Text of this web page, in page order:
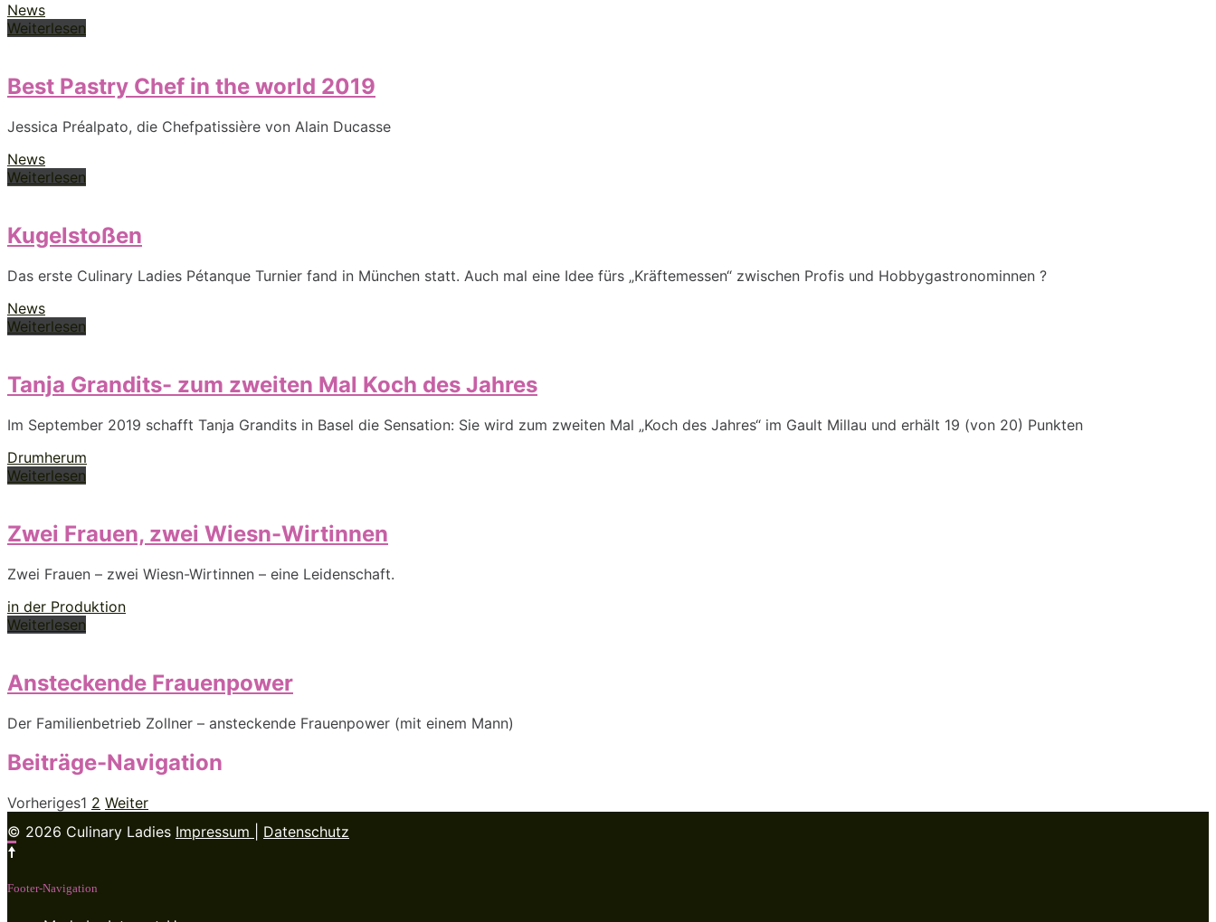
News
Weiterlesen
Best Pastry Chef in the world 2019
Jessica Préalpato, die Chefpatissière von Alain Ducasse
News
Weiterlesen
Kugelstoßen
Das erste Culinary Ladies Pétanque Turnier fand in München statt. Auch mal eine Idee fürs „Kräftemessen“ zwischen Profis und Hobbygastronominnen ?
News
Weiterlesen
Tanja Grandits- zum zweiten Mal Koch des Jahres
Im September 2019 schafft Tanja Grandits in Basel die Sensation: Sie wird zum zweiten Mal „Koch des Jahres“ im Gault Millau und erhält 19 (von 20) Punkten
Drumherum
Weiterlesen
Zwei Frauen, zwei Wiesn-Wirtinnen
Zwei Frauen – zwei Wiesn-Wirtinnen – eine Leidenschaft.
in der Produktion
Weiterlesen
Ansteckende Frauenpower
Der Familienbetrieb Zollner – ansteckende Frauenpower (mit einem Mann)
Beiträge-Navigation
Vorheriges1 2 Weiter
© 2026 Culinary Ladies Impressum Datenschutz
Footer-Navigation